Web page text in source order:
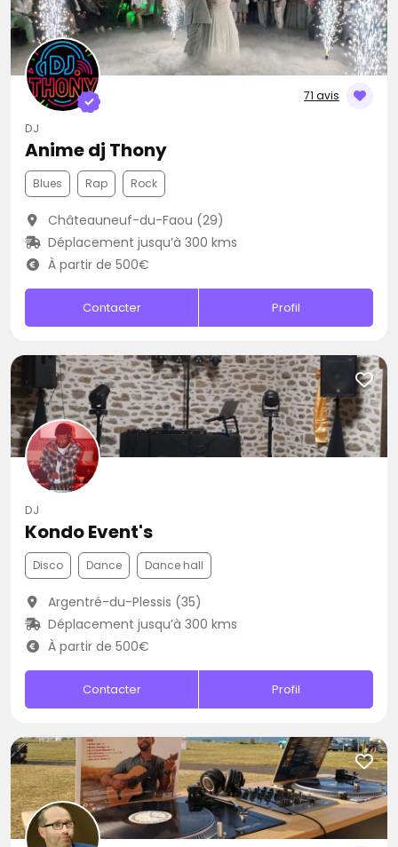
71 avis
DJ
Anime dj Thony
Blues Rap Rock
Châteauneuf-du-Faou (29)
Déplacement jusqu’à 300 kms
À partir de 500€
Contacter Profil
DJ
Kondo Event's
Disco Dance Dance hall
Argentré-du-Plessis (35)
Déplacement jusqu’à 300 kms
À partir de 500€
Contacter Profil